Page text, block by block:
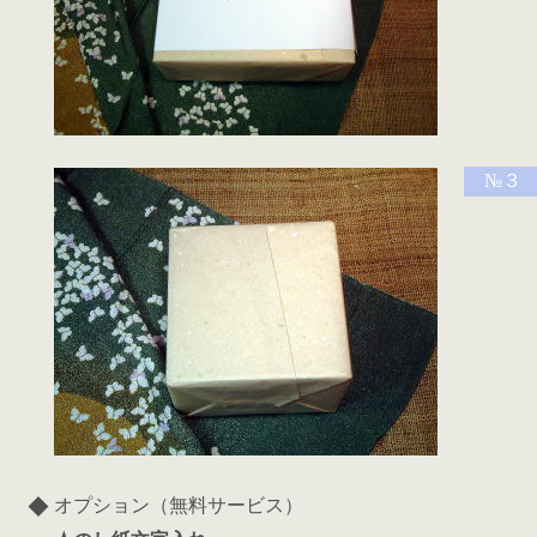
№３
◆ オプション（無料サービス）